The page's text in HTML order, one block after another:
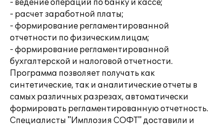
- ведение операций по банку и кассе;
- расчет заработной платы;
- формирование регламентированной
отчетности по физическим лицам;
- формирование регламентированной
бухгалтерской и налоговой отчетности.
Программа позволяет получать как
синтетические, так и аналитические отчеты в
самых различных разрезах, автоматически
формировать регламентированную отчетность.
Специалисты "Имплозия СОФТ" доставили и